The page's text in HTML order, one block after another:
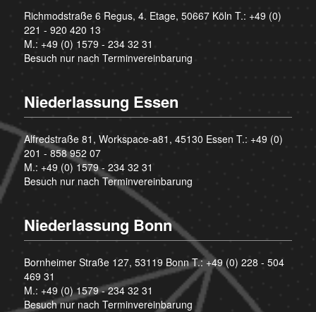
Richmodstraße 6 Regus, 4. Etage, 50667 Köln T.: +49 (0)
221 - 920 420 13
M.: +49 (0) 1579 - 234 32 31
Besuch nur nach Terminvereinbarung
Niederlassung Essen
Alfredstraße 81, Workspace-a81, 45130 Essen T.: +49 (0)
201 - 858 952 07
M.: +49 (0) 1579 - 234 32 31
Besuch nur nach Terminvereinbarung
Niederlassung Bonn
Bornheimer Straße 127, 53119 Bonn T.:+49 (0) 228 - 504
469 31
M.: +49 (0) 1579 - 234 32 31
Besuch nur nach Terminvereinbarung